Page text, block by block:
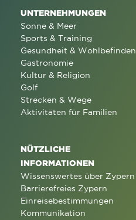
UNTERNEHMUNGEN
Sonne & Meer
Sports & Training
Gesundheit & Wohlbefinden
Gastronomie
Kultur & Religion
Golf
Strecken & Wege
Aktivitäten für Familien
NÜTZLICHE
INFORMATIONEN
Wissenswertes über Zypern
Barrierefreies Zypern
Einreisebestimmungen
Kommunikation